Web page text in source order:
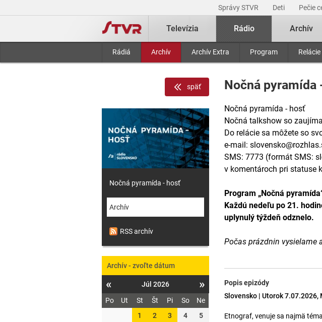
Správy STVR Deti Pečie
Televízia Rádio
Rádiá Archív Archív Extra Program Relácie
Archív
Nočná pyramída
Nočná pyramída - hosť
Nočná talkshow so
Do relácie sa môžete so
e-mail:
SMS: 7773 (formát SMS:
v komentároch pri statuse
Program „Nočná
Každú nedeľu po 21.
uplynulý týždeň odznelo.
Počas prázdnin vysielame
Popis epizódy
Slovensko | Utorok
Etnograf, venuje sa najmä
späť
Nočná pyramída - hosť
Archív
RSS archív
Archív - zvoľte dátum
« Júl 2026 »
Po Ut St Št Pi So
Ne
1
2 3 4
5